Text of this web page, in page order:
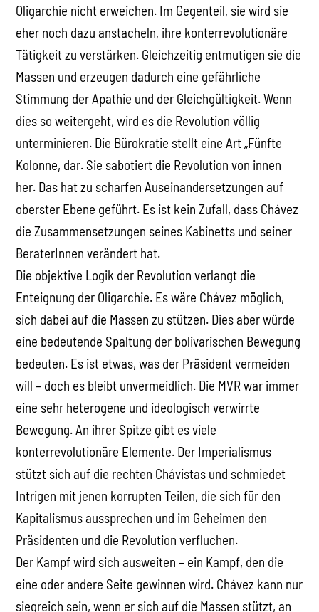
Oligarchie nicht erweichen. Im Gegenteil, sie wird sie
eher noch dazu anstacheln, ihre konterrevolutionäre
Tätigkeit zu verstärken. Gleichzeitig entmutigen sie die
Massen und erzeugen dadurch eine gefährliche
Stimmung der Apathie und der Gleichgültigkeit. Wenn
dies so weitergeht, wird es die Revolution völlig
unterminieren. Die Bürokratie stellt eine Art „Fünfte
Kolonne, dar. Sie sabotiert die Revolution von innen
her. Das hat zu scharfen Auseinandersetzungen auf
oberster Ebene geführt. Es ist kein Zufall, dass Chávez
die Zusammensetzungen seines Kabinetts und seiner
BeraterInnen verändert hat.
Die objektive Logik der Revolution verlangt die
Enteignung der Oligarchie. Es wäre Chávez möglich,
sich dabei auf die Massen zu stützen. Dies aber würde
eine bedeutende Spaltung der bolivarischen Bewegung
bedeuten. Es ist etwas, was der Präsident vermeiden
will – doch es bleibt unvermeidlich. Die MVR war immer
eine sehr heterogene und ideologisch verwirrte
Bewegung. An ihrer Spitze gibt es viele
konterrevolutionäre Elemente. Der Imperialismus
stützt sich auf die rechten Chávistas und schmiedet
Intrigen mit jenen korrupten Teilen, die sich für den
Kapitalismus aussprechen und im Geheimen den
Präsidenten und die Revolution verfluchen.
Der Kampf wird sich ausweiten – ein Kampf, den die
eine oder andere Seite gewinnen wird. Chávez kann nur
siegreich sein, wenn er sich auf die Massen stützt, an